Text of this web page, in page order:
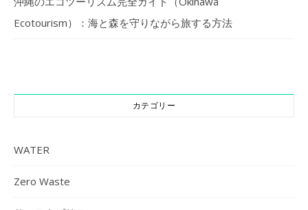
Ecotourism）：海と森を守りながら旅する方法
カテゴリー
WATER
Zero Waste